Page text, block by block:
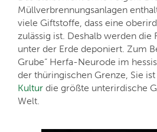
Müllverbrennungsanlagen
viele Giftstoffe, dass eine
zulässig ist. Deshalb werden die
unter der Erde deponiert. Zum
Grube“ Herfa-Neurode im
der thüringischen Grenze, Sie
Kultur die größte unterirdische
Welt.